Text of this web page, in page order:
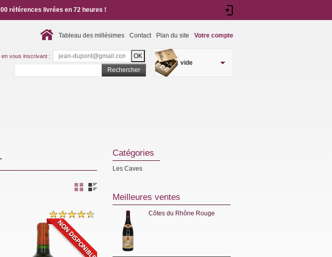
vide
Tableau des millésimes Contact Plan du site Votre compte
références livrées en 72 heures !
Rechercher
en vous inscrivant :
Catégories
Les Caves
Meilleures ventes
Côtes du Rhône Rouge